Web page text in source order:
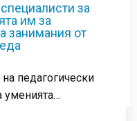
за
им за
занимания от
педагогически
уменията…